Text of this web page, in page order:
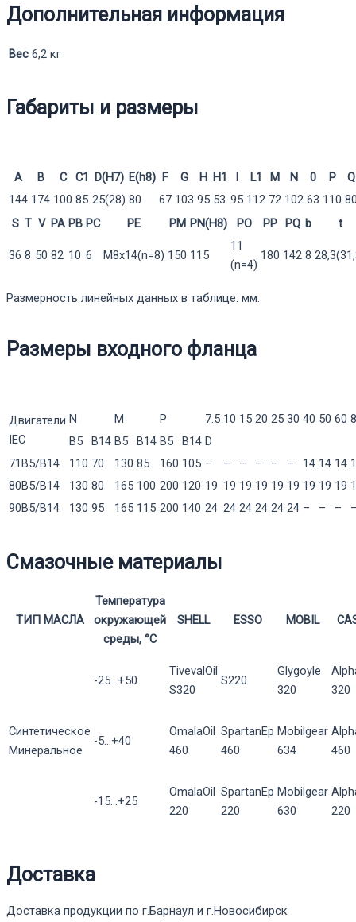
Дополнительная информация
Вес 6,2 кг
Габариты и размеры
A B C C1 D(H7) E(h8) F G H H1 I L1 M N 0 P
Q
144 174 100 85 25(28) 80 67 103 95 53 95 112 72 102 63 110
S T V PA PB PC PE PM PN(H8) PO PP PQ b t
36 8 50 82 10 6 M8x14(n=8) 150 115
11
(n=4)
180 142 8
Размерность линейных данных в таблице: мм.
Размеры входного фланца
Двигатели
IEC
N M P 7.5 10 15 20 25 30 40 50 60
B5
B14 B5 B14 B5 B14 D
71B5/B14
110 70 130 85 160 105 – – – – – – 14 14 14
80B5/B14
130 80 165 100 200 120 19 19 19 19 19 19 19 19 19
90B5/B14
130 95 165 115 200 140 24 24 24 24 24 24 – – –
Смазочные материалы
ТИП МАСЛА
Температура
окружающей
среды, °С
SHELL ESSO MOBIL
Синтетическое
Минеральное
-25...+50
TivevalOil
S320
S220
Glygoyle
320
320
-5...+40
OmalaOil
460
SpartanEp
460
Mobilgear
634
460
-15...+25
OmalaOil
220
SpartanEp
220
Mobilgear
630
220
Доставка
Доставка продукции по г.Барнаул и г.Новосибирск